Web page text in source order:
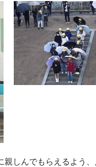
親しんでもらえるよう